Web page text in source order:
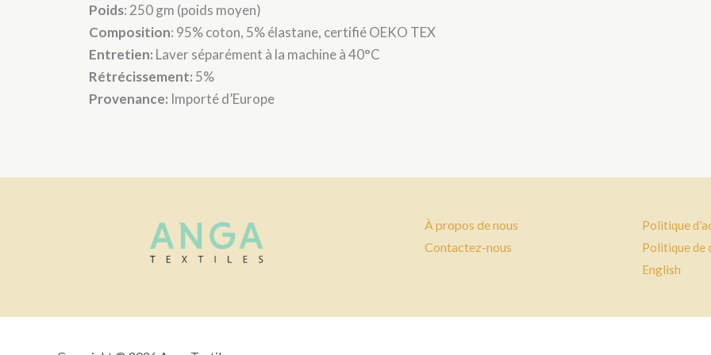
Poids: 250 gm (poids moyen)
Composition: 95% coton, 5% élastane, certifié OEKO TEX
Entretien: Laver séparément à la machine à 40°C
Rétrécissement: 5%
Provenance: Importé d’Europe
À propos de nous
Contactez-nous
Politique
Politique de
English